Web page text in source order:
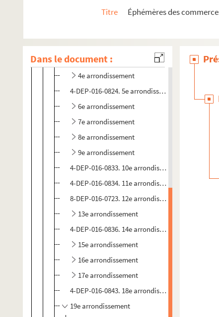
Titre
Éphémères des
Dans le document :
2e arrondissement
4-DEP-016-0821. 3e arrondissement
4e arrondissement
4-DEP-016-0824. 5e arrondissement
6e arrondissement
7e arrondissement
8e arrondissement
9e arrondissement
4-DEP-016-0833. 10e arrondissement
4-DEP-016-0834. 11e arrondissement
8-DEP-016-0723. 12e arrondissement
13e arrondissement
4-DEP-016-0836. 14e arrondissement
15e arrondissement
16e arrondissement
17e arrondissement
4-DEP-016-0843. 18e arrondissement
19e arrondissement